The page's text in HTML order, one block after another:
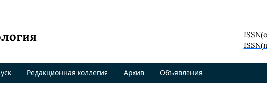
Редакционная коллегия Архив Объявления